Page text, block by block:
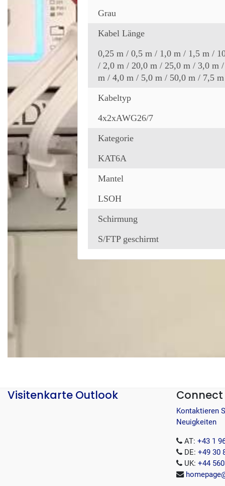
Grau
Kabel Länge
0,25 m / 0,5 m / 1,0 m / 1,5 m /
/ 2,0 m / 20,0 m / 25,0 m / 3,0 m
m / 4,0 m / 5,0 m / 50,0 m / 7,5 m
Kabeltyp
4x2xAWG26/7
Kategorie
KAT6A
Mantel
LSOH
Schirmung
S/FTP geschirmt
Visitenkarte Outlook
Kontaktieren
Neuigkeiten
AT: +43 1
DE: +49 30
UK: +44